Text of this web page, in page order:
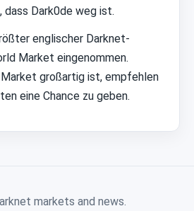
dass Dark0de weg ist.
englischer Darknet-
Market eingenommen.
großartig ist, empfehlen
eine Chance zu geben.
markets and news.